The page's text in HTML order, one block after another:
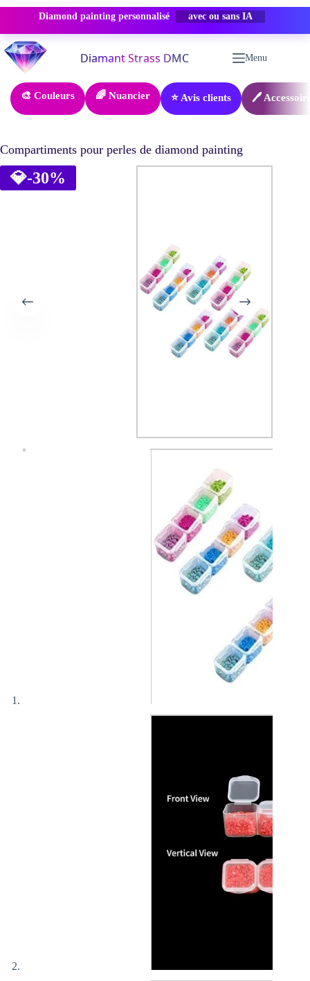
Diamond painting personnalisé PROMO -50%
Passer
au
contenu
Menu
🎨 Couleurs 🌈 Nuancier ⭐ Avis clients 🖊️
Compartiments pour perles de diamond painting
💎-30%